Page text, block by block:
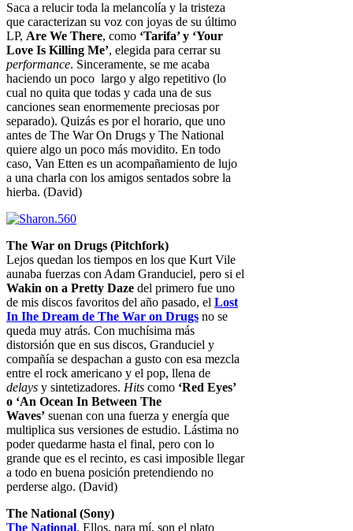
Saca a relucir toda la melancolía y la tristeza
que caracterizan su voz con joyas de su último
LP, Are We There, como ‘Tarifa’ y ‘Your
Love Is Killing Me’, elegida para cerrar su
performance. Sinceramente, se me acaba
haciendo un poco largo y algo repetitivo (lo
cual no quita que todas y cada una de sus
canciones sean enormemente preciosas por
separado). Quizás es por el horario, que uno
antes de The War On Drugs y The National
quiere algo un poco más movidito. En todo
caso, Van Etten es un acompañamiento de lujo
a una charla con los amigos sentados sobre la
hierba. (David)
The War on Drugs (Pitchfork)
Lejos quedan los tiempos en los que Kurt Vile
aunaba fuerzas con Adam Granduciel, pero si el
Wakin on a Pretty Daze del primero fue uno
de mis discos favoritos del año pasado, el Lost
In Ihe Dream de The War on Drugs no se
queda muy atrás. Con muchísima más
distorsión que en sus discos, Granduciel y
compañía se despachan a gusto con esa mezcla
entre el rock americano y el pop, llena de
delays y sintetizadores. Hits como ‘Red Eyes’
o ‘An Ocean In Between The
Waves’ suenan con una fuerza y energía que
multiplica sus versiones de estudio. Lástima no
poder quedarme hasta el final, pero con lo
grande que es el recinto, es casi imposible llegar
a todo en buena posición pretendiendo no
perderse algo. (David)
The National (Sony)
The National. Ellos, para mí, son el plato